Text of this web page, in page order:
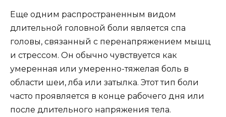
Еще одним распространенным видом
длительной головной боли является спа
головы, связанный с перенапряжением мышц
и стрессом. Он обычно чувствуется как
умеренная или умеренно-тяжелая боль в
области шеи, лба или затылка. Этот тип боли
часто проявляется в конце рабочего дня или
после длительного напряжения тела.